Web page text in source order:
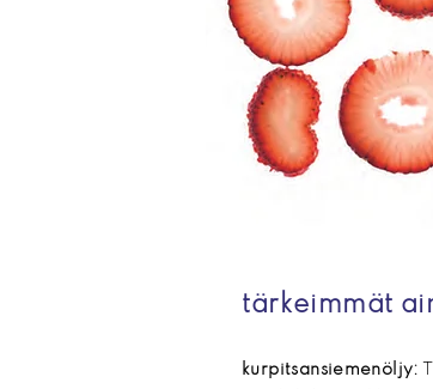
tärkeimmät
kurpitsansiemenöljy: